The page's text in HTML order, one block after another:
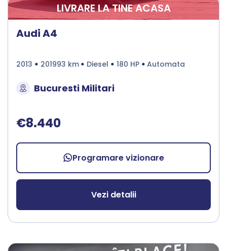
LIVRARE LA TINE ACASA
Audi A4
2013 201993 km Diesel 180 HP Automata
Bucuresti Militari
€8.440
Programare vizionare
Vezi detalii